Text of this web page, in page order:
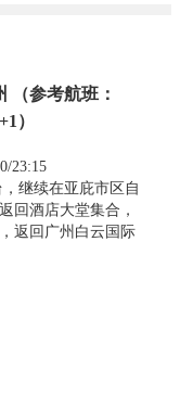
（参考航班：
）
23:15
继续在亚庇市区自
回酒店大堂集合，
返回广州白云国际